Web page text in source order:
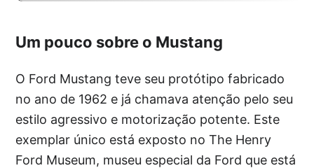
Um pouco sobre o Mustang
O Ford Mustang teve seu protótipo fabricado
no ano de 1962 e já chamava atenção pelo seu
estilo agressivo e motorização potente. Este
exemplar único está exposto no The Henry
Ford Museum, museu especial da Ford que está